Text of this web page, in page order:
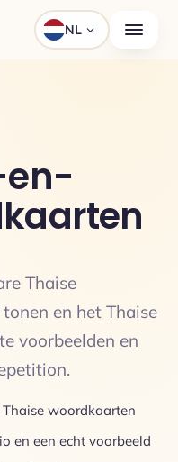
NL
en-
Thaise
en het Thaise
voorbeelden en
woordkaarten
en een echt voorbeeld